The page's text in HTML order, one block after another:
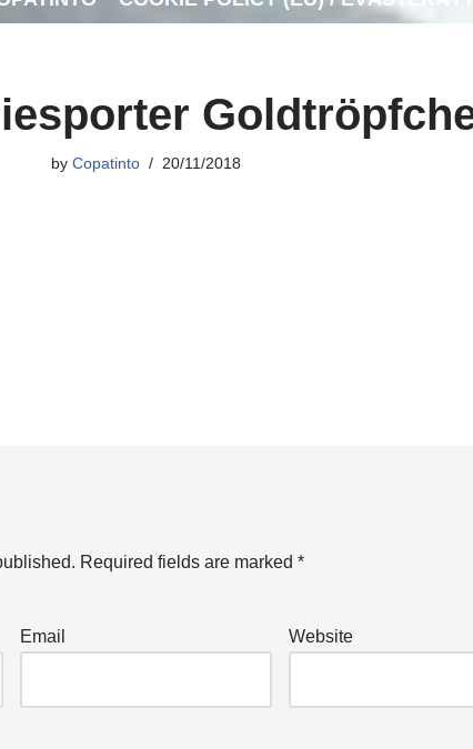
by Copatinto 20/11/2018
Required fields are marked *
Email Website